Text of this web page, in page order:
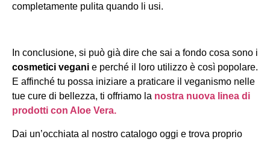
completamente pulita quando li usi.
In conclusione, si può già dire che sai a fondo cosa sono i
cosmetici vegani e perché il loro utilizzo è così popolare.
E affinché tu possa iniziare a praticare il veganismo nelle
tue cure di bellezza, ti offriamo la nostra nuova linea di
prodotti con Aloe Vera.
Dai un’occhiata al nostro catalogo oggi e trova proprio